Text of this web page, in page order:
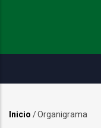
Inicio /Organigrama